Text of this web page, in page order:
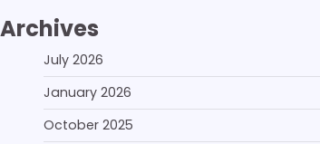
Archives
July 2026
January 2026
October 2025